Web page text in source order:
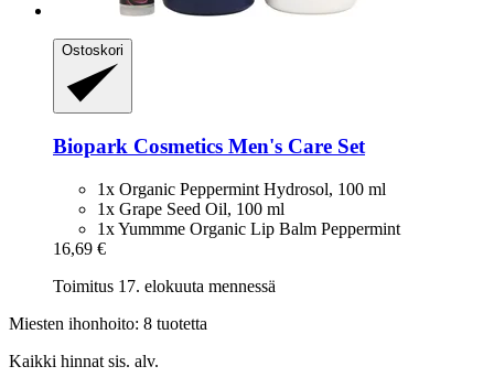
Ostoskori
Biopark Cosmetics Men's Care Set
1x Organic Peppermint Hydrosol, 100 ml
1x Grape Seed Oil, 100 ml
1x Yummme Organic Lip Balm Peppermint
16,69 €
Toimitus 17. elokuuta mennessä
Miesten ihonhoito: 8 tuotetta
Kaikki hinnat sis. alv.